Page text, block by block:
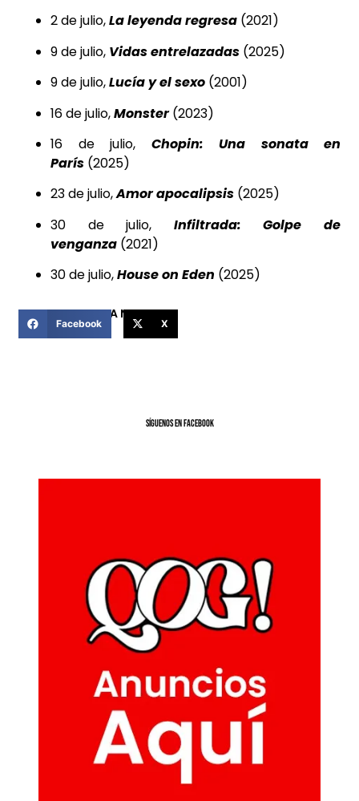
2 de julio,La leyenda regresa (2021)
9 de julio, Vidas entrelazadas (2025)
9 de julio,Lucía y el sexo (2001)
16 de julio,Monster(2023)
16 de julio, Chopin: Una sonata en
París (2025)
23 de julio,Amor apocalipsis (2025)
30 de julio, Infiltrada: Golpe de
venganza (2021)
30 de julio,House on Eden (2025)
COMPARTIR ESTA NOTICIA
Facebook X
SíGUENOS EN FACEBOOK